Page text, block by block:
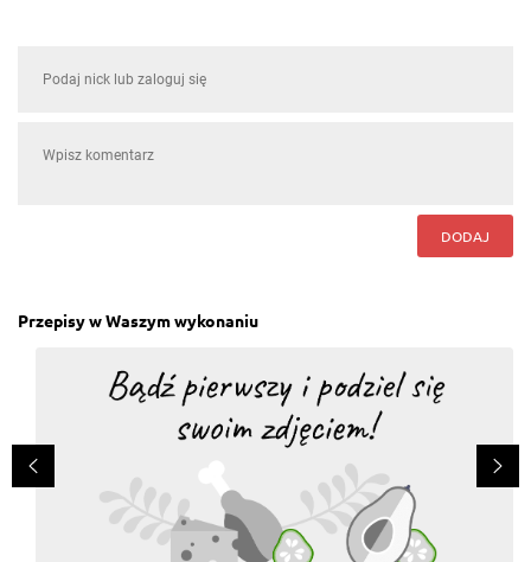
DODAJ
Przepisy w Waszym wykonaniu